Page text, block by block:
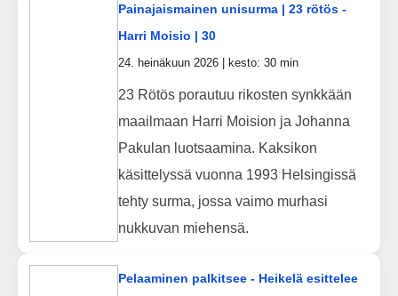
Painajaismainen unisurma | 23 rötös -
Harri Moisio | 30
24. heinäkuun 2026 | kesto: 30 min
23 Rötös porautuu rikosten synkkään
maailmaan Harri Moision ja Johanna
Pakulan luotsaamina. Kaksikon
käsittelyssä vuonna 1993 Helsingissä
tehty surma, jossa vaimo murhasi
nukkuvan miehensä.
Pelaaminen palkitsee - Heikelä esittelee